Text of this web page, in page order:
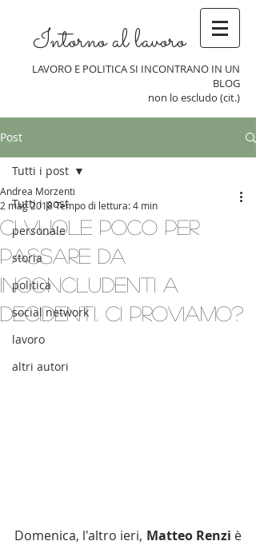
Intorno al lavoro
LAVORO E POLITICA SI INCONTRANO IN UN
BLOG
non lo escludo (cit.)
Post
Tutti i post
personale
storia
politica
social network
lavoro
altri autori
Tutti i post
Ci vuole poco per
passare da
inconcludenti a
decidenti. Ci proviamo?
Andrea Morzenti
2 mag 2018Tempo di lettura: 4 min
Domenica, l'altro ieri, Matteo Renzi è